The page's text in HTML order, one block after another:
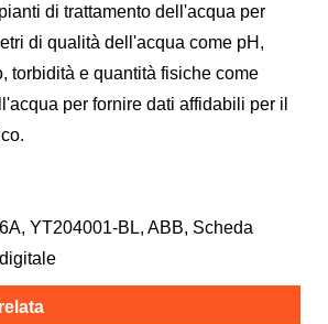
di trattamento dell'acqua per
di qualità dell'acqua come pH,
torbidità e quantità fisiche come
per fornire dati affidabili per il
YT204001-BL, ABB, Scheda